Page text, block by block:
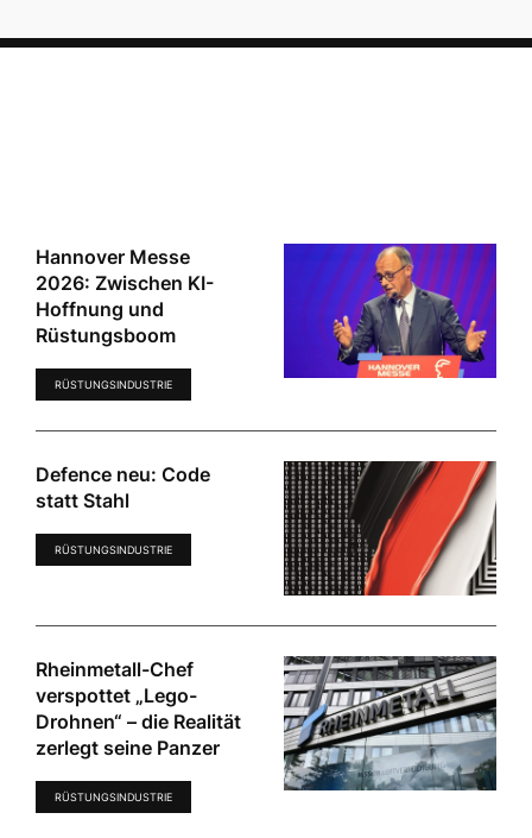
Hannover Messe
2026: Zwischen KI-
Hoffnung und
Rüstungsboom
RÜSTUNGSINDUSTRIE
Defence neu: Code
statt Stahl
RÜSTUNGSINDUSTRIE
Rheinmetall-Chef
verspottet „Lego-
Drohnen“ – die Realität
zerlegt seine Panzer
RÜSTUNGSINDUSTRIE